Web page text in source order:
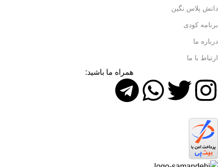
دانش پلاس نگین
برنامه کودی
درباره ما
ارتباط با ما
همراه ما باشید: